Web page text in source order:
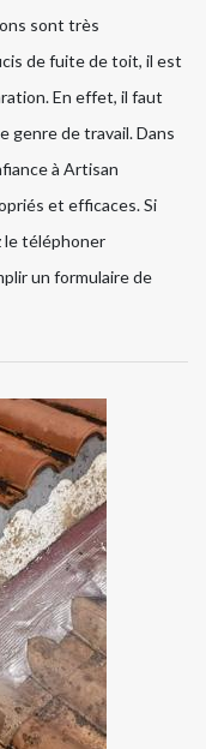
sont très
de fuite de toit, il est
En effet, il faut
genre de travail. Dans
à Artisan
et efficaces. Si
le téléphoner
un formulaire de